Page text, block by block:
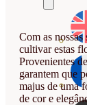
Com as
cultivar estas
Provenientes
garantem que
majus de uma
de cor e